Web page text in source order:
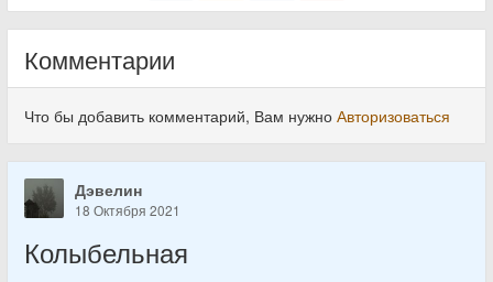
Комментарии
Что бы добавить комментарий, Вам нужно Авторизоваться
Дэвелин
18 Октября 2021
Колыбельная